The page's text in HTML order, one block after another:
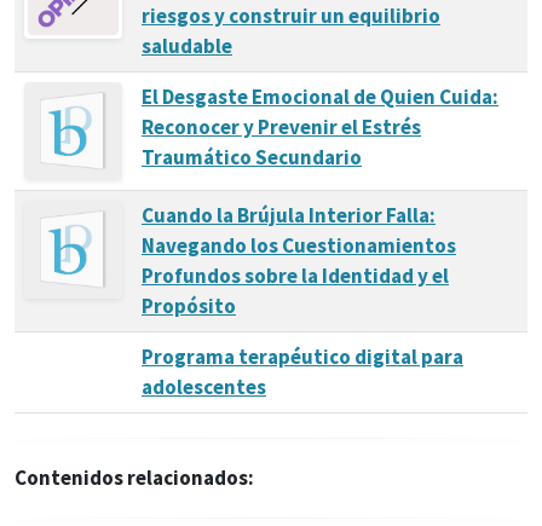
riesgos y construir un equilibrio
saludable
El Desgaste Emocional de Quien Cuida:
Reconocer y Prevenir el Estrés
Traumático Secundario
Cuando la Brújula Interior Falla:
Navegando los Cuestionamientos
Profundos sobre la Identidad y el
Propósito
Programa terapéutico digital para
adolescentes
Contenidos relacionados: